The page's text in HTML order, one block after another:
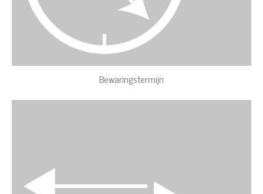
Bewaringstermijn